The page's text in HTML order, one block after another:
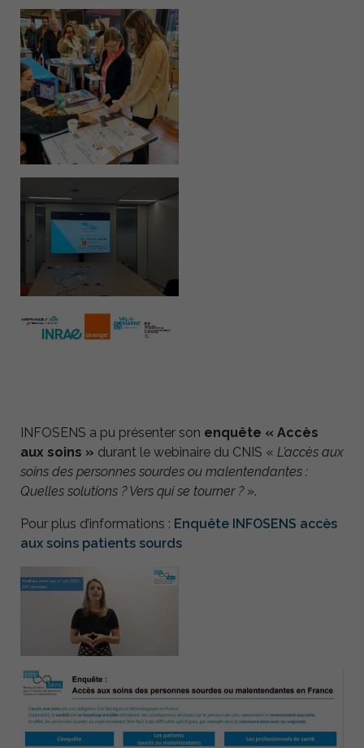
INFOSENS a pu présenter son enquête « Accès
aux soins » durant le webinaire du CNIS « L’accès aux
soins des personnes sourdes ou malentendantes :
Quelles solutions ? Vers qui se tourner ?».
Pour plus d’informations : Enquête INFOSENS accès
aux soins patients sourds